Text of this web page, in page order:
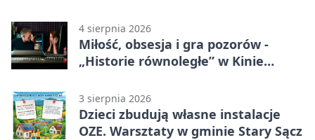
4 sierpnia 2026
Miłość, obsesja i gra pozorów -
„Historie równoległe” w Kinie
3 sierpnia 2026
Dzieci zbudują własne instalacje
OZE. Warsztaty w gminie Stary Sącz